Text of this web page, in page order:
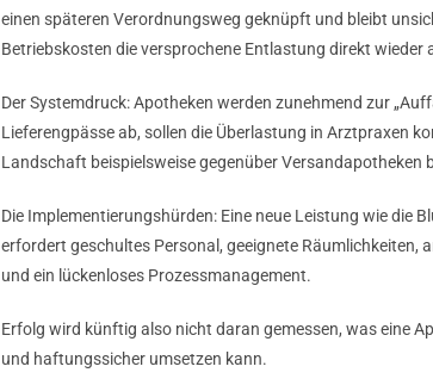
einen späteren Verordnungsweg geknüpft und bleibt
Betriebskosten die versprochene Entlastung direkt wieder
Der Systemdruck: Apotheken werden zunehmend zur
Lieferengpässe ab, sollen die Überlastung in Arztpraxen
Landschaft beispielsweise gegenüber Versandapotheken
Die Implementierungshürden: Eine neue Leistung wie die
erfordert geschultes Personal, geeignete
und ein lückenloses Prozessmanagement.
Erfolg wird künftig also nicht daran gemessen, was eine
und haftungssicher umsetzen kann.